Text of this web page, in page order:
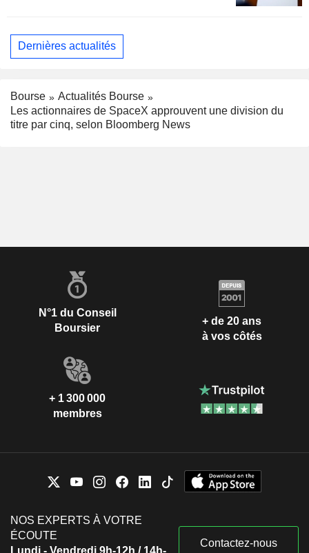
Dernières actualités
Bourse
Actualités Bourse
Les actionnaires de SpaceX approuvent une division du
titre par cinq, selon Bloomberg News
N°1 du Conseil
Boursier
+ de 20 ans
à vos côtés
+ 1 300 000
membres
NOS EXPERTS À VOTRE
ÉCOUTE
Lundi - Vendredi 9h-12h / 14h-
Contactez-nous